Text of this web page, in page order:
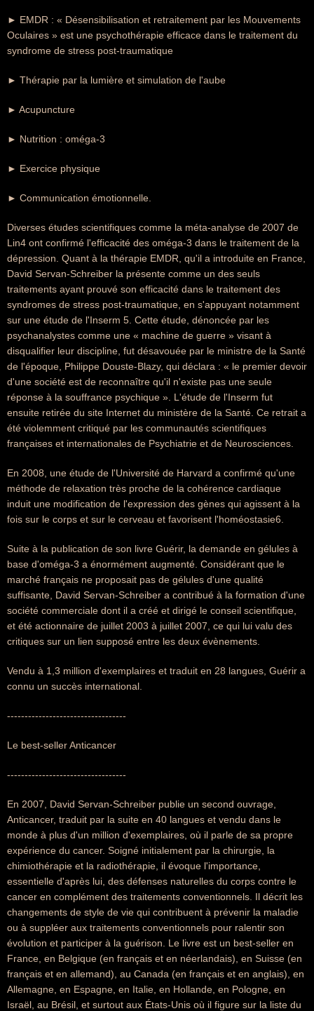
► EMDR : « Désensibilisation et retraitement par les Mouvements
Oculaires » est une psychothérapie efficace dans le traitement du
syndrome de stress post-traumatique
► Thérapie par la lumière et simulation de l'aube
► Acupuncture
► Nutrition : oméga-3
► Exercice physique
► Communication émotionnelle.
Diverses études scientifiques comme la méta-analyse de 2007 de
Lin4 ont confirmé l'efficacité des oméga-3 dans le traitement de la
dépression. Quant à la thérapie EMDR, qu'il a introduite en France,
David Servan-Schreiber la présente comme un des seuls
traitements ayant prouvé son efficacité dans le traitement des
syndromes de stress post-traumatique, en s'appuyant notamment
sur une étude de l'Inserm 5. Cette étude, dénoncée par les
psychanalystes comme une « machine de guerre » visant à
disqualifier leur discipline, fut désavouée par le ministre de la Santé
de l'époque, Philippe Douste-Blazy, qui déclara : « le premier devoir
d'une société est de reconnaître qu'il n'existe pas une seule
réponse à la souffrance psychique ». L'étude de l'Inserm fut
ensuite retirée du site Internet du ministère de la Santé. Ce retrait a
été violemment critiqué par les communautés scientifiques
françaises et internationales de Psychiatrie et de Neurosciences.
En 2008, une étude de l'Université de Harvard a confirmé qu'une
méthode de relaxation très proche de la cohérence cardiaque
induit une modification de l'expression des gènes qui agissent à la
fois sur le corps et sur le cerveau et favorisent l'homéostasie6.
Suite à la publication de son livre Guérir, la demande en gélules à
base d'oméga-3 a énormément augmenté. Considérant que le
marché français ne proposait pas de gélules d'une qualité
suffisante, David Servan-Schreiber a contribué à la formation d'une
société commerciale dont il a créé et dirigé le conseil scientifique,
et été actionnaire de juillet 2003 à juillet 2007, ce qui lui valu des
critiques sur un lien supposé entre les deux évènements.
Vendu à 1,3 million d'exemplaires et traduit en 28 langues, Guérir a
connu un succès international.
----------------------------------
Le best-seller Anticancer
----------------------------------
En 2007, David Servan-Schreiber publie un second ouvrage,
Anticancer, traduit par la suite en 40 langues et vendu dans le
monde à plus d'un million d'exemplaires, où il parle de sa propre
expérience du cancer. Soigné initialement par la chirurgie, la
chimiothérapie et la radiothérapie, il évoque l'importance,
essentielle d'après lui, des défenses naturelles du corps contre le
cancer en complément des traitements conventionnels. Il décrit les
changements de style de vie qui contribuent à prévenir la maladie
ou à suppléer aux traitements conventionnels pour ralentir son
évolution et participer à la guérison. Le livre est un best-seller en
France, en Belgique (en français et en néerlandais), en Suisse (en
français et en allemand), au Canada (en français et en anglais), en
Allemagne, en Espagne, en Italie, en Hollande, en Pologne, en
Israël, au Brésil, et surtout aux États-Unis où il figure sur la liste du